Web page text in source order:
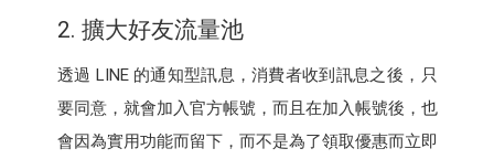
2. 擴大好友流量池
透過 LINE 的通知型訊息，消費者收到訊息之後，只
要同意，就會加入官方帳號，而且在加入帳號後，也
會因為實用功能而留下，而不是為了領取優惠而立即